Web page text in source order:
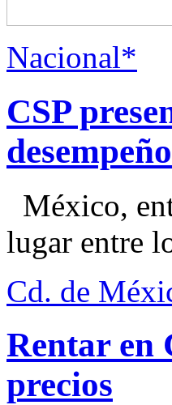
Nacional*
CSP
México,
lugar entre
Cd. de
Rentar en
precios